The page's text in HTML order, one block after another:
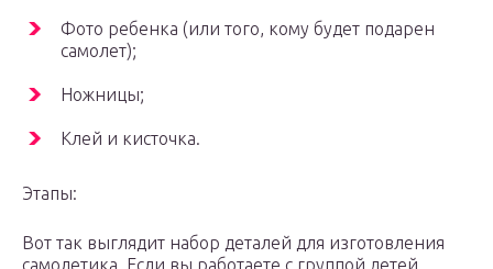
Фото ребенка (или того, кому будет подарен
самолет);
Ножницы;
Клей и кисточка.
Этапы:
Вот так выглядит набор деталей для изготовления
самолетика. Если вы работаете с группой детей,